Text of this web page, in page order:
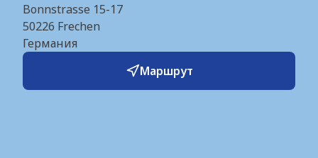
Bonnstrasse 15-17
50226 Frechen
Германия
Маршрут